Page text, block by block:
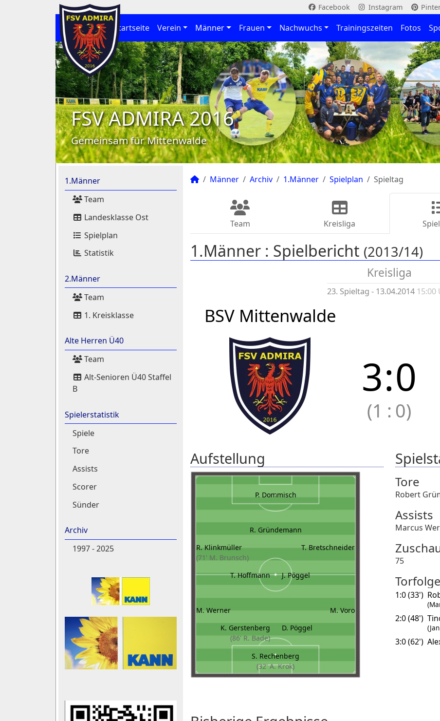
Facebook Instagram
Startseite Verein Männer Frauen Nachwuchs Trainingszeiten Fotos
FSV ADMIRA 2016
Gemeinsam für Mittenwalde
1.Männer
Team
Landesklasse Ost
Spielplan
Statistik
2.Männer
Team
1. Kreisklasse
Alte Herren Ü40
Team
Alt-Senioren Ü40 Staffel
B
Spielerstatistik
Spiele
Tore
Assists
Scorer
Sünder
Archiv
1997 - 2025
Männer Archiv 1.Männer Spielplan Spieltag
Team Kreisliga
1.Männer : Spielbericht (2013/14)
Kreisliga
23. Spieltag - 13.04.2014 15:00
BSV Mittenwalde
3:0
(1 : 0)
Aufstellung
P. Dommisch
R. Gründemann
R. Klinkmüller
(71' M. Brunsch)
T. Bretschneider
T. Hoffmann J. Pöggel
M. Werner
M. Voro
K. Gerstenberg
(86' R. Bade)
D. Pöggel
S. Rechenberg
(32' A. Krok)
Tore
Robert
Assists
Marcus
75
Torfolge
1:0 (33')
2:0 (48')
3:0 (62')